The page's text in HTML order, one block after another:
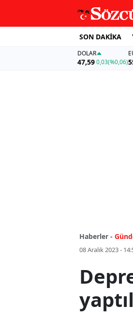
SON DAKİKA
DOLAR
47,590,03(%0,06)
Haberler -
08 Aralık 2023 -